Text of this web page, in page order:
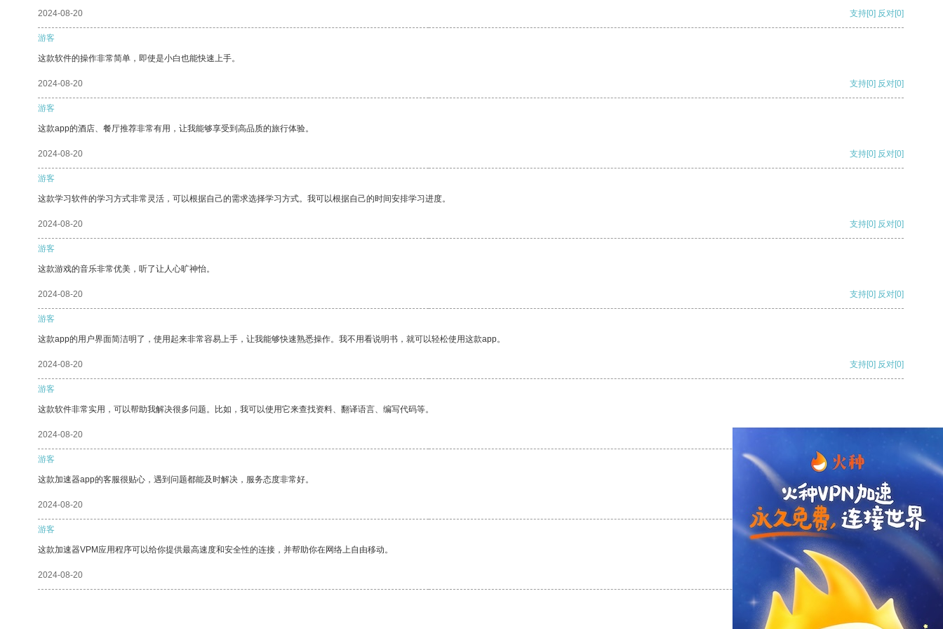
2024-08-20 支持[0] 反对[0]
游客
这款软件的操作非常简单，即使是小白也能快速上手。
2024-08-20 支持[0] 反对[0]
游客
这款app的酒店、餐厅推荐非常有用，让我能够享受到高品质的旅行体验。
2024-08-20 支持[0] 反对[0]
游客
这款学习软件的学习方式非常灵活，可以根据自己的需求选择学习方式。我可以根据自己的时间安排学习进度。
2024-08-20 支持[0] 反对[0]
游客
这款游戏的音乐非常优美，听了让人心旷神怡。
2024-08-20 支持[0] 反对[0]
游客
这款app的用户界面简洁明了，使用起来非常容易上手，让我能够快速熟悉操作。我不用看说明书，就可以轻松使用这款app。
2024-08-20 支持[0] 反对[0]
游客
这款软件非常实用，可以帮助我解决很多问题。比如，我可以使用它来查找资料、翻译语言、编写代码等。
2024-08-20
游客
这款加速器app的客服很贴心，遇到问题都能及时解决，服务态度非常好。
2024-08-20 支持 [0] 反对 [0]
游客
这款加速器VPM应用程序可以给你提供最高速度和安全性的连接，并帮助你在网络上自由移动。
2024-08-20 支持